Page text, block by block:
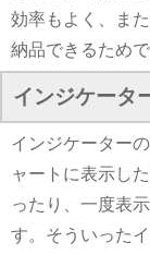
効率もよく、ま
納品できるためで
インジケータ
インジケーター
ャートに表示し
ったり、一度表
す。そういった